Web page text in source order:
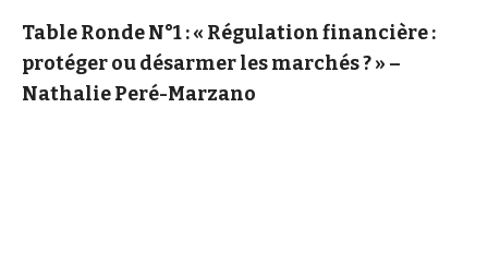
Table Ronde N°1 : « Régulation financière :
protéger ou désarmer les marchés ? » –
Nathalie Peré-Marzano